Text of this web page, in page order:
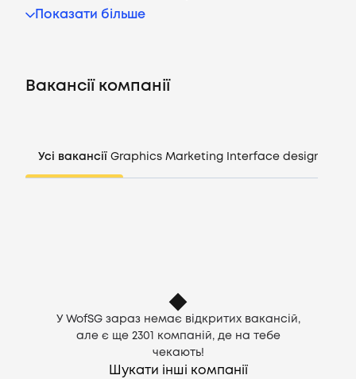
UA
Показати більше
Вакансії компанії
Усі вакансії Graphics Marketing Interface design
У WofSG зараз немає відкритих вакансій,
але є ще 2301
компаній, де на тебе
чекають!
Шукати інші компанії